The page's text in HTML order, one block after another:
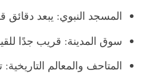
المسجد النبوي: يبعد دقائق
سوق المدينة: قريب جدًا
المتاحف والمعالم